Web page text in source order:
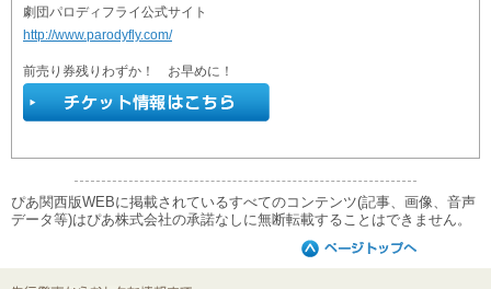
劇団パロディフライ公式サイト
http://www.parodyfly.com/
前売り券残りわずか！ お早めに！
ぴあ関西版WEBに掲載されているすべてのコンテンツ(記事、画像、音声
データ等)はぴあ株式会社の承諾なしに無断転載することはできません。